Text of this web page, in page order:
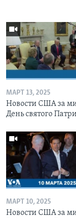
МАРТ 13, 2025
Новости США за
День святого
МАРТ 10, 2025
Новости США за